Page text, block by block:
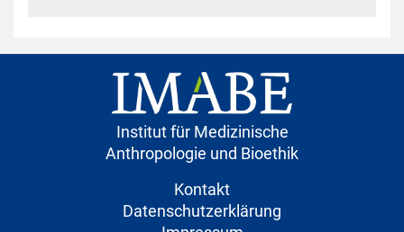
Institut für Medizinische
Anthropologie und Bioethik
Kontakt
Datenschutzerklärung